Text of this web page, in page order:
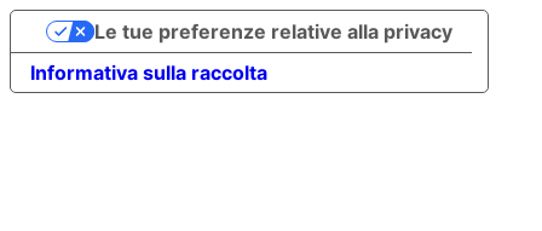
Informativa sulla raccolta
Le tue preferenze relative alla privacy